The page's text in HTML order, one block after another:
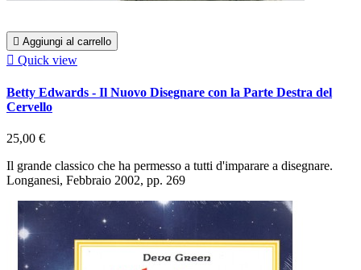
 Aggiungi al carrello
 Quick view
Betty Edwards - Il Nuovo Disegnare con la Parte Destra del
Cervello
25,00 €
Il grande classico che ha permesso a tutti d'imparare a disegnare.
Longanesi, Febbraio 2002, pp. 269